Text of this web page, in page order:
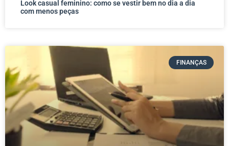
Look casual feminino: como se vestir bem no dia a dia
com menos peças
FINANÇAS